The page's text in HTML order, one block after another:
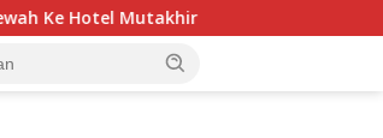
yang Punya White Sandy Beach Ke